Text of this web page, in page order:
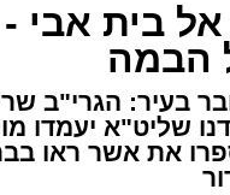
בית אבי -
הבמה
בעיר: הגרי"ב
שליט"א יעמדו
את אשר ראו